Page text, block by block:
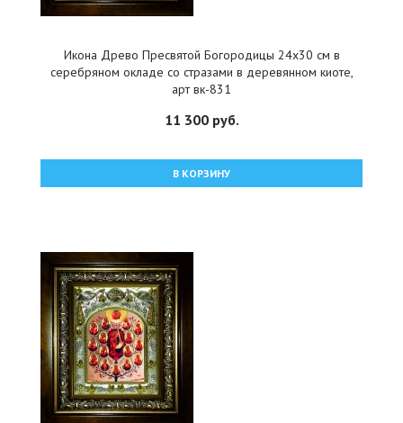
Икона Древо Пресвятой Богородицы 24x30 см в
серебряном окладе со стразами в деревянном киоте,
арт вк-831
11 300 руб.
В КОРЗИНУ